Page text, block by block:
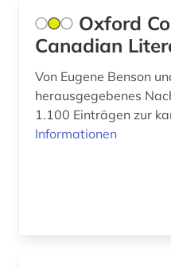
Slowakei (1)
Spanien (2)
Thueringen (1)
USA (7)
Oxford
Canadian
Von Eugene Benson
herausgegebenes
1.100 Einträgen zur
Informationen